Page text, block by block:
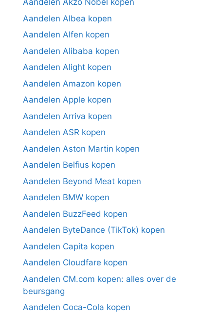
Aandelen Akzo Nobel kopen
Aandelen Albea kopen
Aandelen Alfen kopen
Aandelen Alibaba kopen
Aandelen Alight kopen
Aandelen Amazon kopen
Aandelen Apple kopen
Aandelen Arriva kopen
Aandelen ASR kopen
Aandelen Aston Martin kopen
Aandelen Belfius kopen
Aandelen Beyond Meat kopen
Aandelen BMW kopen
Aandelen BuzzFeed kopen
Aandelen ByteDance (TikTok) kopen
Aandelen Capita kopen
Aandelen Cloudfare kopen
Aandelen CM.com kopen: alles over de
beursgang
Aandelen Coca-Cola kopen